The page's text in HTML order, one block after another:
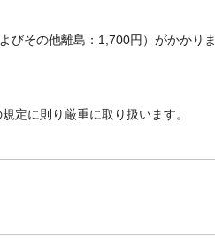
その他離島：1,700円）がかかり
定に則り厳重に取り扱います。